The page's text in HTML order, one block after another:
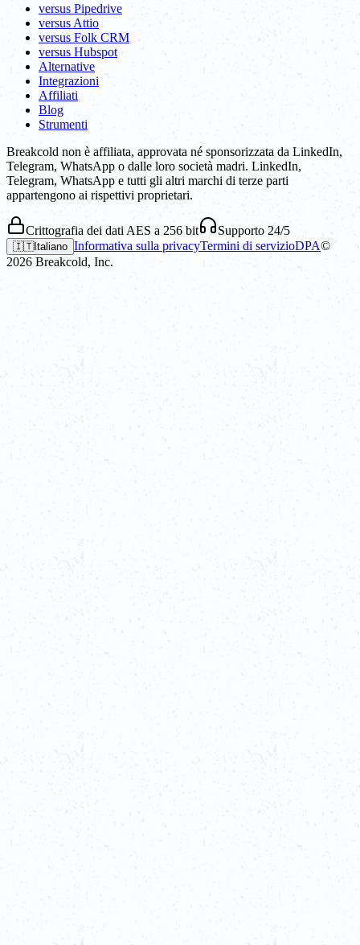
versus Pipedrive
versus Attio
versus Folk CRM
versus Hubspot
Alternative
Integrazioni
Affiliati
Blog
Strumenti
Breakcold non è affiliata, approvata né sponsorizzata da LinkedIn,
Telegram, WhatsApp o dalle loro società madri. LinkedIn,
Telegram, WhatsApp e tutti gli altri marchi di terze parti
appartengono ai rispettivi proprietari.
Crittografia dei dati AES a 256 bit Supporto 24/5
🇮🇹Italiano Informativa sulla privacyTermini di servizioDPA©
2026 Breakcold, Inc.